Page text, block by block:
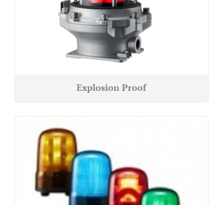
Explosion Proof